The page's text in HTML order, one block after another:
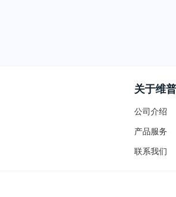
关于维普
公司介绍
产品服务
联系我们